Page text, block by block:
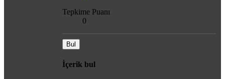
Tepkime Puanı
0
Bul
İçerik bul